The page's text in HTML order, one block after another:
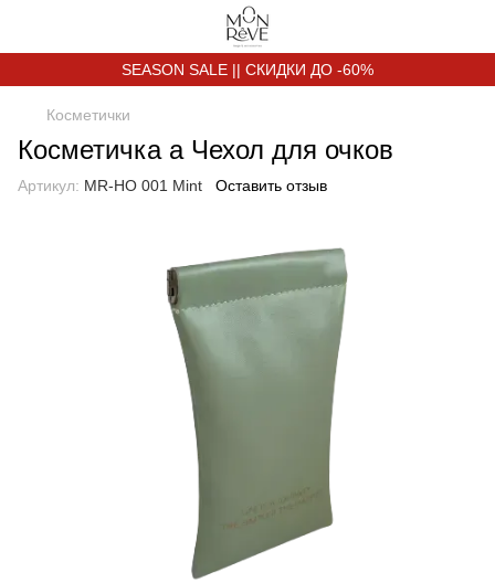
SEASON SALE || СКИДКИ ДО -60%
Косметички
Косметичка а Чехол для очков
Артикул: MR-HO 001 Mint Оставить отзыв